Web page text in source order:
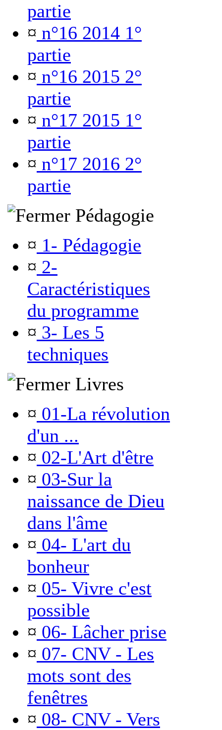
partie
¤ n°16 2014 1°
partie
¤ n°16 2015 2°
partie
¤ n°17 2015 1°
partie
¤ n°17 2016 2°
partie
Pédagogie
¤ 1- Pédagogie
¤ 2-
Caractéristiques
du programme
¤ 3- Les 5
techniques
Livres
¤ 01-La révolution
d'un ...
¤ 02-L'Art d'être
¤ 03-Sur la
naissance de Dieu
dans l'âme
¤ 04- L'art du
bonheur
¤ 05- Vivre c'est
possible
¤ 06- Lâcher prise
¤ 07- CNV - Les
mots sont des
fenêtres
¤ 08- CNV - Vers